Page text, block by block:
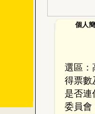
個人
選區：
得票數
是否連
委員會